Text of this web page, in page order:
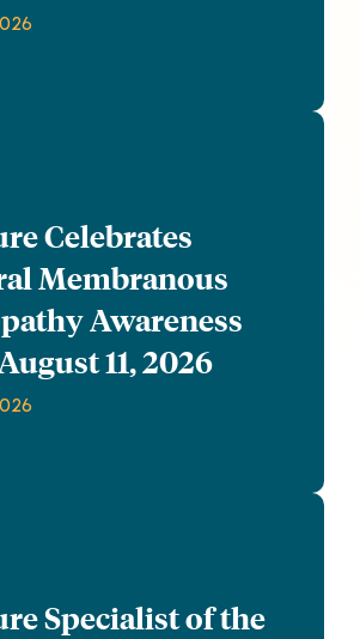
Celebrates
Membranous
Awareness
11, 2026
Specialist of the